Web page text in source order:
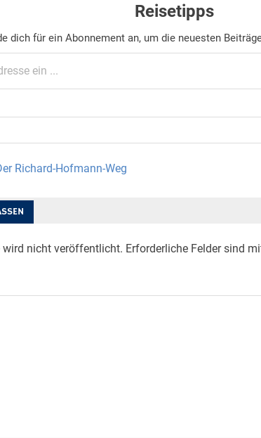
Reisetipps
dich für ein Abonnement an, um die neuesten
Richard-Hofmann-Weg
wird nicht veröffentlicht. Erforderliche Felder sind